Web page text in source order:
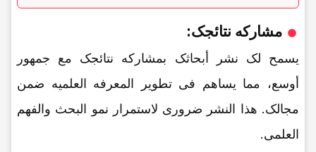
مشارکه نتائجک:
یسمح لک نشر أبحاثک بمشارکه نتائجک مع جمهور
أوسع، مما یساهم فی تطویر المعرفه العلمیه ضمن
مجالک. هذا النشر ضروری لاستمرار نمو البحث والفهم
العلمی.